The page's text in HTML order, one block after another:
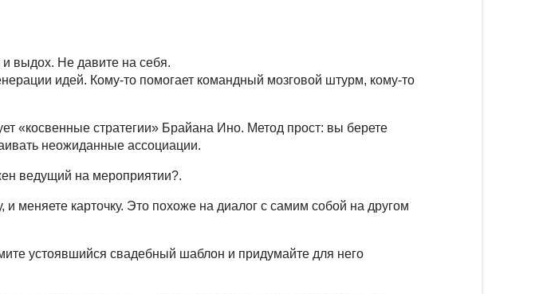
выдох. Не давите на себя.
идей. Кому-то помогает командный мозговой штурм, кому-то
«косвенные стратегии» Брайана Ино. Метод прост: вы берете
неожиданные ассоциации.
ведущий на мероприятии?.
меняете карточку. Это похоже на диалог с самим собой на другом
устоявшийся свадебный шаблон и придумайте для него